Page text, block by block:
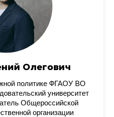
Олегович
политике ФГАОУ ВО
университет
Общероссийской
организации